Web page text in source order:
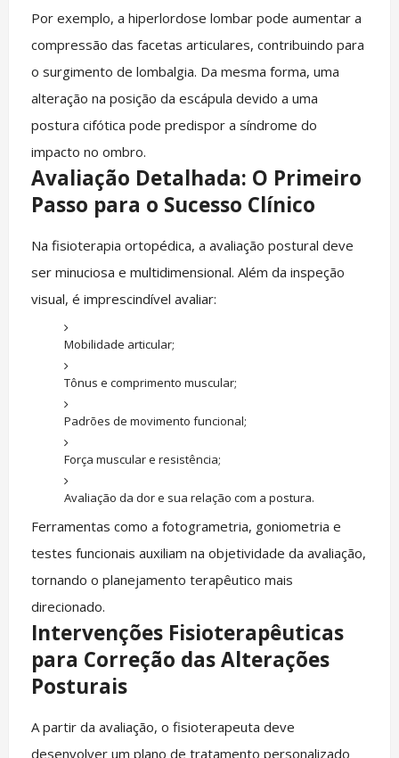
Por exemplo, a hiperlordose lombar pode aumentar a
compressão das facetas articulares, contribuindo para
o surgimento de lombalgia. Da mesma forma, uma
alteração na posição da escápula devido a uma
postura cifótica pode predispor a síndrome do
impacto no ombro.
Avaliação Detalhada: O Primeiro
Passo para o Sucesso Clínico
Na fisioterapia ortopédica, a avaliação postural deve
ser minuciosa e multidimensional. Além da inspeção
visual, é imprescindível avaliar:
Mobilidade articular;
Tônus e comprimento muscular;
Padrões de movimento funcional;
Força muscular e resistência;
Avaliação da dor e sua relação com a postura.
Ferramentas como a fotogrametria, goniometria e
testes funcionais auxiliam na objetividade da avaliação,
tornando o planejamento terapêutico mais
direcionado.
Intervenções Fisioterapêuticas
para Correção das Alterações
Posturais
A partir da avaliação, o fisioterapeuta deve
desenvolver um plano de tratamento personalizado